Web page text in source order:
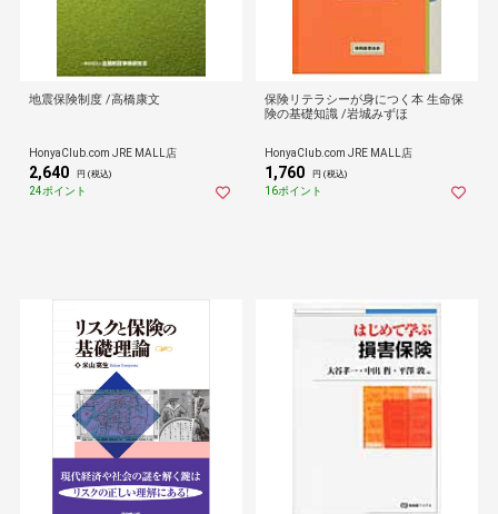
地震保険制度 /高橋康文
HonyaClub.com JRE MALL店
2,640 円 (税込)
24ポイント
保険リテラシーが身につく本 生命保
険の基礎知識 /岩城みずほ
HonyaClub.com JRE MALL店
1,760 円 (税込)
16ポイント